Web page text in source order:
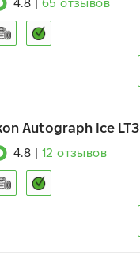
4.8 65 отзывов
Autograph Ice LT3
4.8 12 отзывов